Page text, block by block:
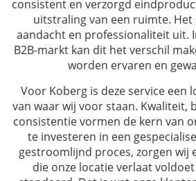
consistent en verzorgd
uitstraling van een ruimte.
aandacht en professionaliteit uit.
B2B-markt kan dit het verschil
worden ervaren en
Voor Koberg is deze service een
van waar wij voor staan. Kwaliteit,
consistentie vormen de kern van
te investeren in een
gestroomlijnd proces, zorgen wij
die onze locatie verlaat